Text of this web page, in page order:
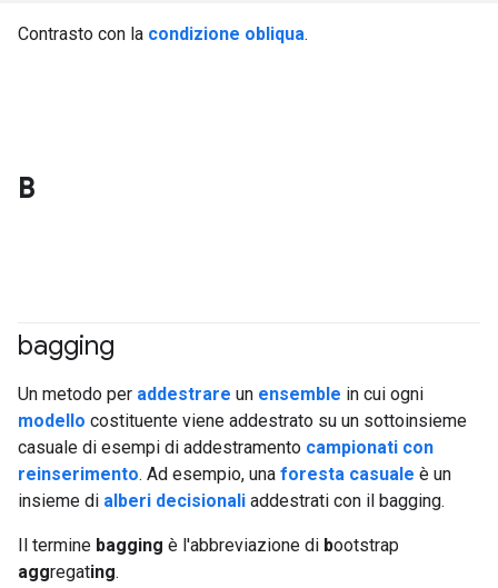
Contrasto con la condizione obliqua.
B
bagging
Un metodo per addestrare un ensemble in cui ogni
modello costituente viene addestrato su un sottoinsieme
casuale di esempi di addestramento campionati con
reinserimento. Ad esempio, una foresta casuale è un
insieme di alberi decisionali addestrati con il bagging.
Il termine bagging è l'abbreviazione di bootstrap
aggregating.